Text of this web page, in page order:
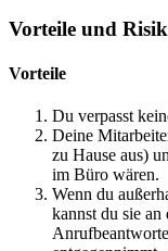
Vorteile und
Vorteile
Du verpasst
Deine
zu Hause aus)
im Büro wären.
Wenn du
kannst du sie